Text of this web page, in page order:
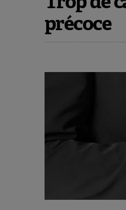
précoce